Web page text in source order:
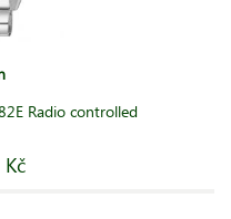
Radio controlled